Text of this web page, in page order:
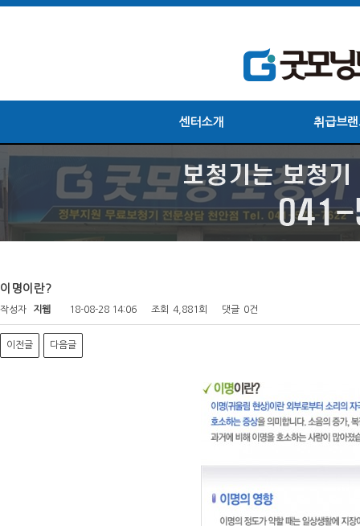
센터소개 취급브
이명이란?
작성자 지웹 18-08-28 14:06 조회 4,881회 댓글 0건
이전글 다음글